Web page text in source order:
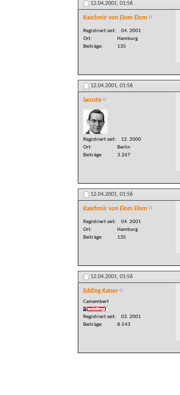
12.04.2001, 01:56
Kaschmir von Elom Elom
Registriert seit
04. 2001
Ort
Hamburg
Beiträge
135
12.04.2001, 01:56
lacoste
Registriert seit
12. 2000
Ort
Berlin
Beiträge
3.267
12.04.2001, 01:56
Kaschmir von Elom Elom
Registriert seit
04. 2001
Ort
Hamburg
Beiträge
135
12.04.2001, 01:56
Edding Kaiser
Camembert
Registriert seit
03. 2001
Beiträge
8.543